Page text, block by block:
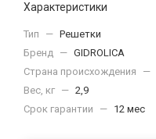
Характеристики
Тип — Решетки
Бренд — GIDROLICA
Страна происхождения
—
Вес, кг — 2,9
Срок гарантии
— 12 мес